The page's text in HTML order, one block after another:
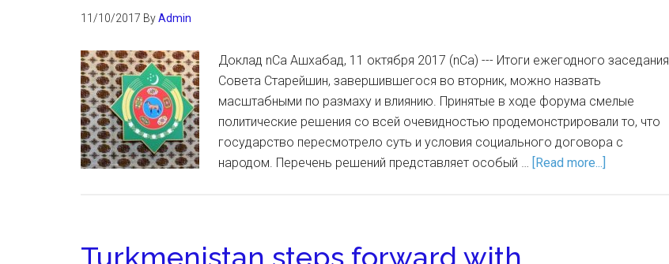
11/10/2017 ByAdmin
Доклад nCa Ашхабад, 11 октября 2017 (nCa) --- Итоги ежегодного заседания
Совета Старейшин, завершившегося во вторник, можно назвать
масштабными по размаху и влиянию. Принятые в ходе форума смелые
политические решения со всей очевидностью продемонстрировали то, что
государство пересмотрело суть и условия социального договора с
народом. Перечень решений представляет особый … [Read more...]
Turkmenistan steps forward with